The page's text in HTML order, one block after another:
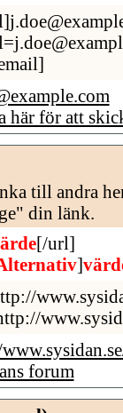
här för att
till andra
din länk.
[/url]
]
forum